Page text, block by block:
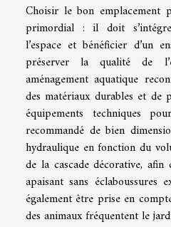
Choisir le bon emplacement
primordial : il doit
l’espace et bénéficier d’un
préserver la qualité de
aménagement aquatique
des matériaux durables et de
équipements techniques
recommandé de bien
hydraulique en fonction du
de la cascade décorative,
apaisant sans éclaboussures
également être prise en
des animaux fréquentent le